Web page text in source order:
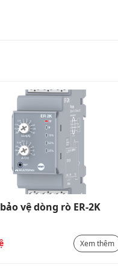
Tiếp
Tiếp
Rơ le
Rơ
100
4VA
bảo vệ điện áp 3 pha
Xem